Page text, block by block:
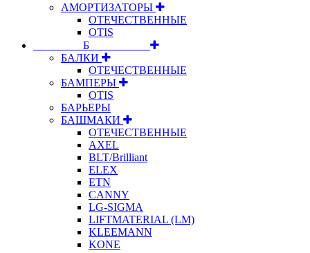
АМОРТИЗАТОРЫ
ОТЕЧЕСТВЕННЫЕ
OTIS
⠀⠀⠀⠀⠀⠀Б⠀⠀⠀⠀⠀⠀⠀
БАЛКИ
ОТЕЧЕСТВЕННЫЕ
БАМПЕРЫ
OTIS
БАРЬЕРЫ
БАШМАКИ
ОТЕЧЕСТВЕННЫЕ
AXEL
BLT/Brilliant
ELEX
ETN
CANNY
LG-SIGMA
LIFTMATERIAL (LM)
KLEEMANN
KONE